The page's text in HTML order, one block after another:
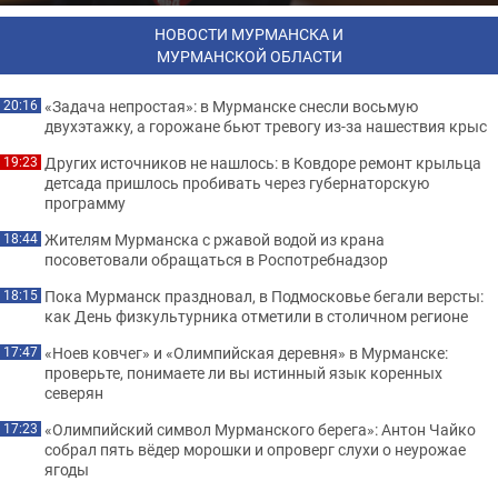
НОВОСТИ МУРМАНСКА И
МУРМАНСКОЙ ОБЛАСТИ
20:16 «Задача непростая»: в Мурманске снесли восьмую
двухэтажку, а горожане бьют тревогу из-за нашествия крыс
19:23 Других источников не нашлось: в Ковдоре ремонт крыльца
детсада пришлось пробивать через губернаторскую
программу
18:44 Жителям Мурманска с ржавой водой из крана
посоветовали обращаться в Роспотребнадзор
18:15 Пока Мурманск праздновал, в Подмосковье бегали версты:
как День физкультурника отметили в столичном регионе
17:47 «Ноев ковчег» и «Олимпийская деревня» в Мурманске:
проверьте, понимаете ли вы истинный язык коренных
северян
17:23 «Олимпийский символ Мурманского берега»: Антон Чайко
собрал пять вёдер морошки и опроверг слухи о неурожае
ягоды